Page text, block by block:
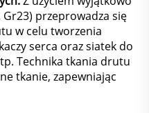
przeprowadza się
w celu tworzenia
serca oraz siatek do
Technika tkania drutu
tkanie, zapewniając